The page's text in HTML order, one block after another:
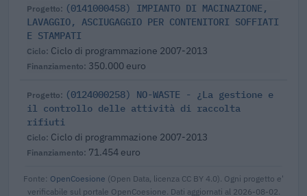
(0141000458) IMPIANTO DI MACINAZIONE,
LAVAGGIO, ASCIUGAGGIO PER CONTENITORI SOFFIATI
E STAMPATI
Ciclo di programmazione 2007-2013
350.000 euro
(0124000258) NO-WASTE - ¿La gestione e
il controllo delle attività di raccolta
rifiuti
Ciclo di programmazione 2007-2013
71.454 euro
Fonte: OpenCoesione (Open Data, licenza CC BY 4.0). Ogni progetto e'
verificabile sul portale OpenCoesione. Dati aggiornati al 2026-08-02.